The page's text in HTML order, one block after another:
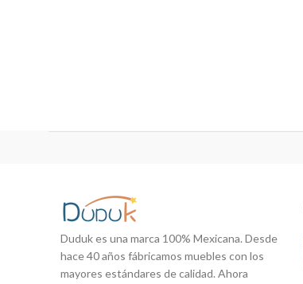
Duduk es una marca 100% Mexicana. Desde
hace 40 años fábricamos muebles con los
mayores estándares de calidad. Ahora